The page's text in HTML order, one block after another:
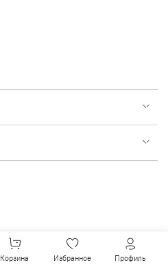
Корзина Избранное Профиль